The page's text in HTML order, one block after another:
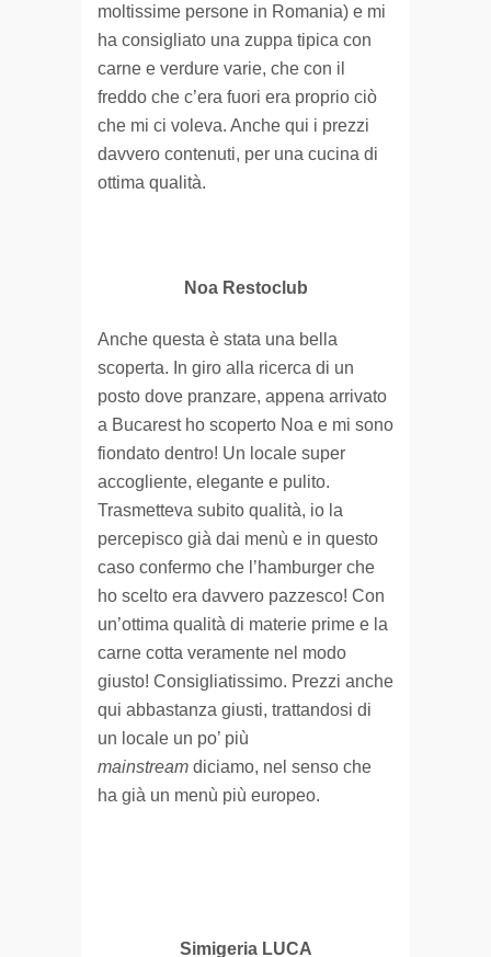
moltissime persone in Romania) e mi
ha consigliato una zuppa tipica con
carne e verdure varie, che con il
freddo che c’era fuori era proprio ciò
che mi ci voleva. Anche qui i prezzi
davvero contenuti, per una cucina di
ottima qualità.
Noa Restoclub
Anche questa è stata una bella
scoperta. In giro alla ricerca di un
posto dove pranzare, appena arrivato
a Bucarest ho scoperto Noa e mi sono
fiondato dentro! Un locale super
accogliente, elegante e pulito.
Trasmetteva subito qualità, io la
percepisco già dai menù e in questo
caso confermo che l’hamburger che
ho scelto era davvero pazzesco! Con
un’ottima qualità di materie prime e la
carne cotta veramente nel modo
giusto! Consigliatissimo. Prezzi anche
qui abbastanza giusti, trattandosi di
un locale un po’ più
mainstream diciamo, nel senso che
ha già un menù più europeo.
Simigeria LUCA